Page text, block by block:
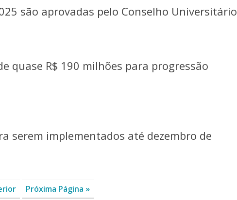
são aprovadas pelo Conselho Universitário
quase R$ 190 milhões para progressão
serem implementados até dezembro de
Próxima Página »